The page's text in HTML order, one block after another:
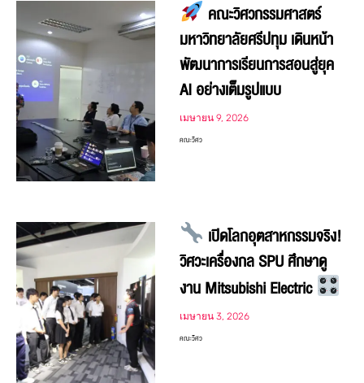
คณะวิศวกรรมศาสตร์
มหาวิทยาลัยศรีปทุม เดินหน้า
พัฒนาการเรียนการสอนสู่ยุค
AI อย่างเต็มรูปแบบ
เมษายน 9, 2026
คณะวิศว
เปิดโลกอุตสาหกรรมจริง!
วิศวะเครื่องกล SPU ศึกษาดู
งาน Mitsubishi Electric
เมษายน 3, 2026
คณะวิศว